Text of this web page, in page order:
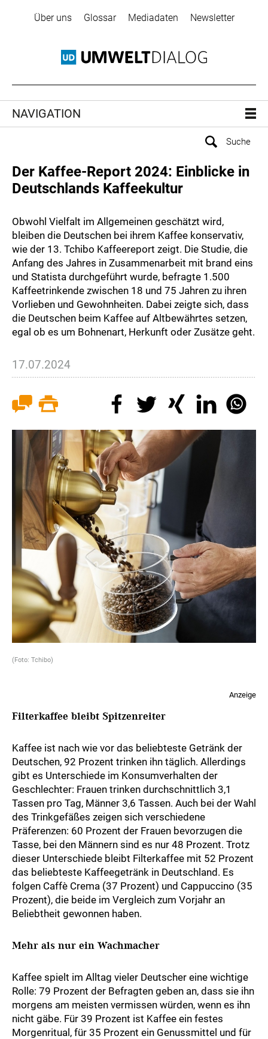
Über uns Glossar Mediadaten Newsletter
NAVIGATION
Der Kaffee-Report 2024: Einblicke in
Deutschlands Kaffeekultur
Obwohl Vielfalt im Allgemeinen geschätzt wird,
bleiben die Deutschen bei ihrem Kaffee konservativ,
wie der 13. Tchibo Kaffeereport zeigt. Die Studie, die
Anfang des Jahres in Zusammenarbeit mit brand eins
und Statista durchgeführt wurde, befragte 1.500
Kaffeetrinkende zwischen 18 und 75 Jahren zu ihren
Vorlieben und Gewohnheiten. Dabei zeigte sich, dass
die Deutschen beim Kaffee auf Altbewährtes setzen,
egal ob es um Bohnenart, Herkunft oder Zusätze geht.
17.07.2024
(Foto: Tchibo)
Anzeige
Filterkaffee bleibt Spitzenreiter
Kaffee ist nach wie vor das beliebteste Getränk der
Deutschen, 92 Prozent trinken ihn täglich. Allerdings
gibt es Unterschiede im Konsumverhalten der
Geschlechter: Frauen trinken durchschnittlich 3,1
Tassen pro Tag, Männer 3,6 Tassen. Auch bei der Wahl
des Trinkgefäßes zeigen sich verschiedene
Präferenzen: 60 Prozent der Frauen bevorzugen die
Tasse, bei den Männern sind es nur 48 Prozent. Trotz
dieser Unterschiede bleibt Filterkaffee mit 52 Prozent
das beliebteste Kaffeegetränk in Deutschland. Es
folgen Caffè Crema (37 Prozent) und Cappuccino (35
Prozent), die beide im Vergleich zum Vorjahr an
Beliebtheit gewonnen haben.
Mehr als nur ein Wachmacher
Kaffee spielt im Alltag vieler Deutscher eine wichtige
Rolle: 79 Prozent der Befragten geben an, dass sie ihn
morgens am meisten vermissen würden, wenn es ihn
nicht gäbe. Für 39 Prozent ist Kaffee ein festes
Morgenritual, für 35 Prozent ein Genussmittel und für